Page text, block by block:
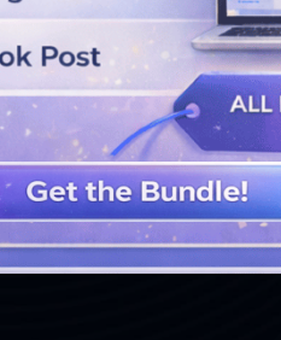
VOIR PLUS DE CONCEPTIONS